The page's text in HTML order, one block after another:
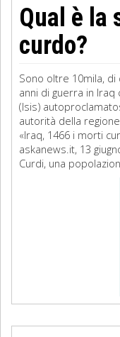
Qual è la
curdo?
Sono oltre 10mila,
anni di guerra in
(Isis)
autorità della
«Iraq, 1466 i morti
askanews.it, 13
Curdi, una